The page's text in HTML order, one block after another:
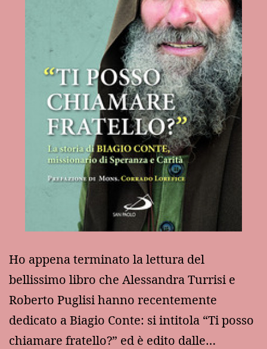
Ho appena terminato la lettura del
bellissimo libro che Alessandra Turrisi e
Roberto Puglisi hanno recentemente
dedicato a Biagio Conte: si intitola “Ti posso
chiamare fratello?” ed è edito dalle…